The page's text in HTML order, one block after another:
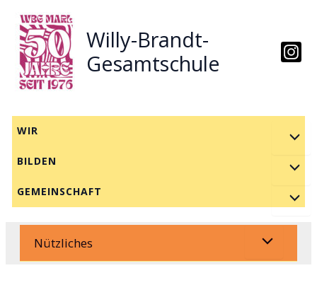
Inhalt
springen
Willy-Brandt-
Gesamtschule
WIR
BILDEN
GEMEINSCHAFT
Nützliches